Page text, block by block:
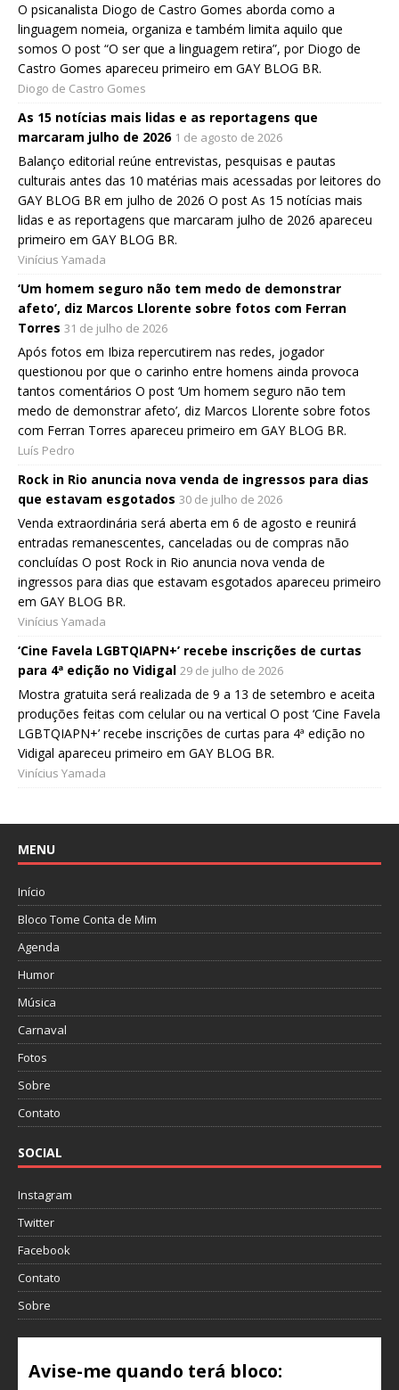
O psicanalista Diogo de Castro Gomes aborda como a
linguagem nomeia, organiza e também limita aquilo que
somos O post “O ser que a linguagem retira”, por Diogo de
Castro Gomes apareceu primeiro em GAY BLOG BR.
Diogo de Castro Gomes
As 15 notícias mais lidas e as reportagens que
marcaram julho de 2026 1 de agosto de 2026
Balanço editorial reúne entrevistas, pesquisas e pautas
culturais antes das 10 matérias mais acessadas por leitores do
GAY BLOG BR em julho de 2026 O post As 15 notícias mais
lidas e as reportagens que marcaram julho de 2026 apareceu
primeiro em GAY BLOG BR.
Vinícius Yamada
‘Um homem seguro não tem medo de demonstrar
afeto’, diz Marcos Llorente sobre fotos com Ferran
Torres 31 de julho de 2026
Após fotos em Ibiza repercutirem nas redes, jogador
questionou por que o carinho entre homens ainda provoca
tantos comentários O post ‘Um homem seguro não tem
medo de demonstrar afeto’, diz Marcos Llorente sobre fotos
com Ferran Torres apareceu primeiro em GAY BLOG BR.
Luís Pedro
Rock in Rio anuncia nova venda de ingressos para dias
que estavam esgotados 30 de julho de 2026
Venda extraordinária será aberta em 6 de agosto e reunirá
entradas remanescentes, canceladas ou de compras não
concluídas O post Rock in Rio anuncia nova venda de
ingressos para dias que estavam esgotados apareceu primeiro
em GAY BLOG BR.
Vinícius Yamada
‘Cine Favela LGBTQIAPN+’ recebe inscrições de curtas
para 4ª edição no Vidigal 29 de julho de 2026
Mostra gratuita será realizada de 9 a 13 de setembro e aceita
produções feitas com celular ou na vertical O post ‘Cine Favela
LGBTQIAPN+’ recebe inscrições de curtas para 4ª edição no
Vidigal apareceu primeiro em GAY BLOG BR.
Vinícius Yamada
MENU
Início
Bloco Tome Conta de Mim
Agenda
Humor
Música
Carnaval
Fotos
Sobre
Contato
SOCIAL
Instagram
Twitter
Facebook
Contato
Sobre
Avise-me quando terá bloco: